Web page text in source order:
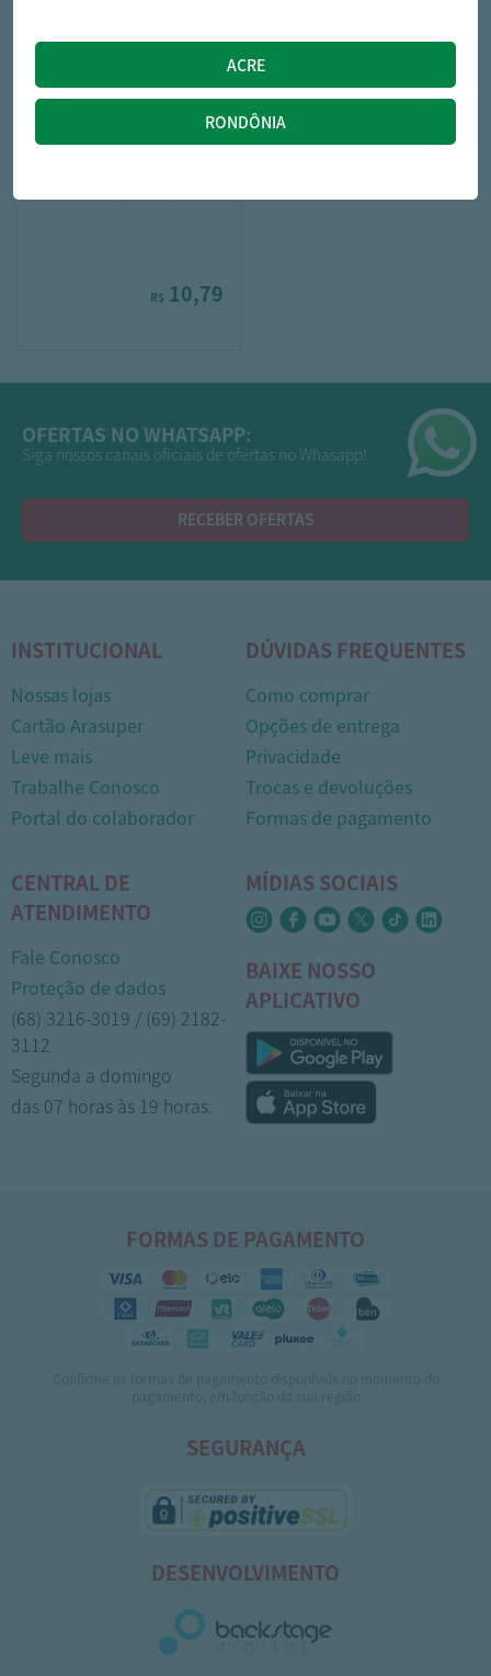
R$ 10,79
OFERTAS NO WHATSAPP:
Siga nossos canais oficiais de ofertas no Whasapp!
RECEBER OFERTAS
INSTITUCIONAL
Nossas lojas
Cartão Arasuper
Leve mais
Trabalhe Conosco
Portal do colaborador
DÚVIDAS FREQUENTES
Como comprar
Opções de entrega
Privacidade
Trocas e devoluções
Formas de pagamento
CENTRAL DE
ATENDIMENTO
Fale Conosco
Proteção de dados
(68) 3216-3019 / (69) 2182-
3112
Segunda a domingo
das 07 horas às 19 horas.
MÍDIAS SOCIAIS
BAIXE NOSSO
APLICATIVO
FORMAS DE PAGAMENTO
SEGURANÇA
DESENVOLVIMENTO